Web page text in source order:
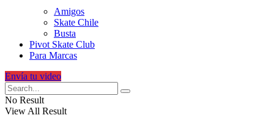
Amigos
Skate Chile
Busta
Pivot Skate Club
Para Marcas
Envía tu video
No Result
View All Result